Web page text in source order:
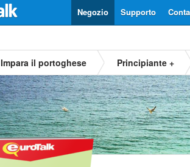
Supporto
Negozio
Impara il portoghese Principiante +